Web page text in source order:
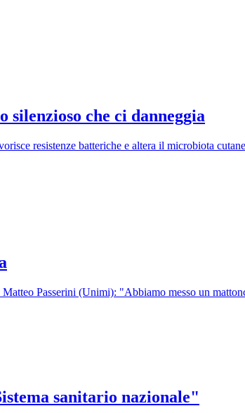
silenzioso che ci danneggia
resistenze batteriche e altera il microbiota
Passerini (Unimi): "Abbiamo messo un
sanitario nazionale"